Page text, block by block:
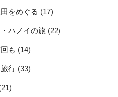
をめぐる (17)
ハノイの旅 (22)
も (14)
行 (33)
(21)